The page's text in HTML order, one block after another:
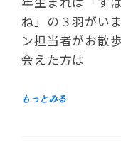
ね」の３羽がい
ン担当者がお散
会えた方は